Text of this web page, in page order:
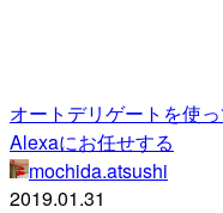
オートデリゲートを使
Alexaにお任せする
mochida.atsushi
2019.01.31